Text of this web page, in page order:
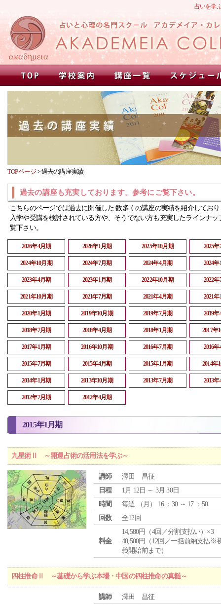
占いを学
TOPページ>過去の講座実績
過去の講座も充実しております。参考にご覧下さい。
こちらのページでは過去に開催した 数多くの講座の実績を紹介してお
入学や受講を検討されている方や、そうでない方も充実したラインナッ
覧下さい。
2026年4月期 2026年1月期 2025年10月期 2025
2024年10月期 2024年7月期 2024年4月期 2024
2023年4月期 2023年1月期 2022年10月期 2022
2021年10月期 2021年7月期 2021年4月期 2021
2020年1月期 2019年10月期 2019年7月期 2019
2018年7月期 2018年4月期 2018年1月期 2017年
2017年1月期 2016年10月期 2016年7月期 2016
2015年7月期 2015年4月期 2015年1月期 2014年
2014年1月期 2013年10月期 2013年7月期 2013
2012年7月期 2012年4月期
2015年1月期
九星術Ⅱ ～開運占術の活用法を学ぶ～
講師
澤田 昌征
日程
1月 12日 ～ 3月 30日
時間
毎週 （ 月 ） 16 ：30 ～ 17 ：50
回数
全12回
料金
14,580円（4回／分割支払い）×3
40,500円（12回／一括前納支払※
義開始前まで）
四柱推命Ⅱ ～基礎から学ぶ本場・中国の四柱推命の真髄～
講師
澤田 昌征